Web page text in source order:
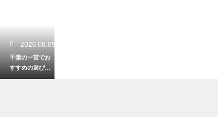
2026.08.09
千葉の一宮でお
すすめの遊び
場！子供と一緒